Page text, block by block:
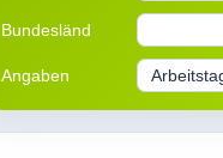
Bundesländ
Angaben